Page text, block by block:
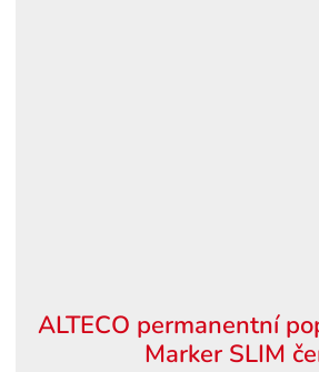
ALTECO permanentní
Marker SLIM